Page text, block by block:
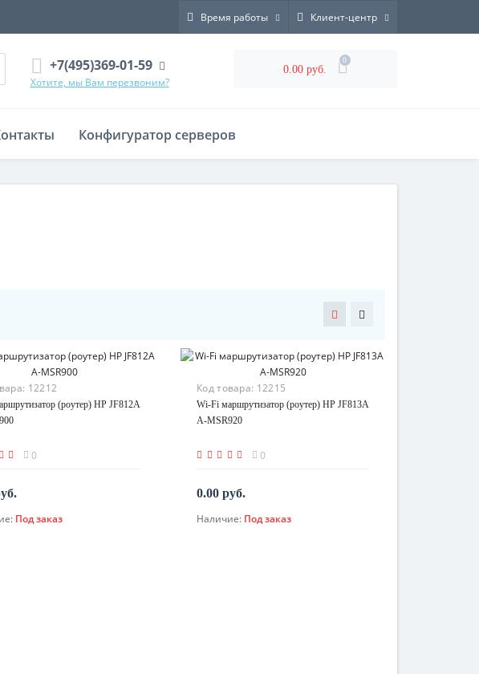
Время работы Клиент-центр
+7(495)369-01-59
Хотите, мы Вам перезвоним?
0.00 руб.
0
Конфигуратор серверов
12212
(роутер) HP JF812A
0
запросу
Под заказ
Код товара: 12215
Wi-Fi маршрутизатор (роутер) HP JF813A
A-MSR920
0
0.00 руб.
По запросу
Наличие: Под заказ